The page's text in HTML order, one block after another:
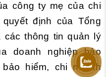
công ty mẹ của chi
định của Tổng
các thông tin quản lý
doanh nghiệp bảo
hiểm, chi nhánh